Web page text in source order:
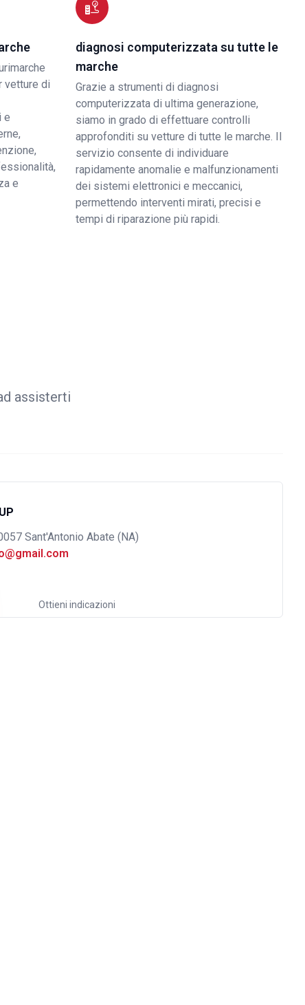
vetture di
e
e
diagnosi computerizzata su tutte le
marche
Grazie a strumenti di diagnosi
computerizzata di ultima generazione,
siamo in grado di effettuare controlli
approfonditi su vetture di tutte le marche. Il
servizio consente di individuare
rapidamente anomalie e malfunzionamenti
dei sistemi elettronici e meccanici,
permettendo interventi mirati, precisi e
tempi di riparazione più rapidi.
assisterti
Sant'Antonio Abate (NA)
Ottieni indicazioni